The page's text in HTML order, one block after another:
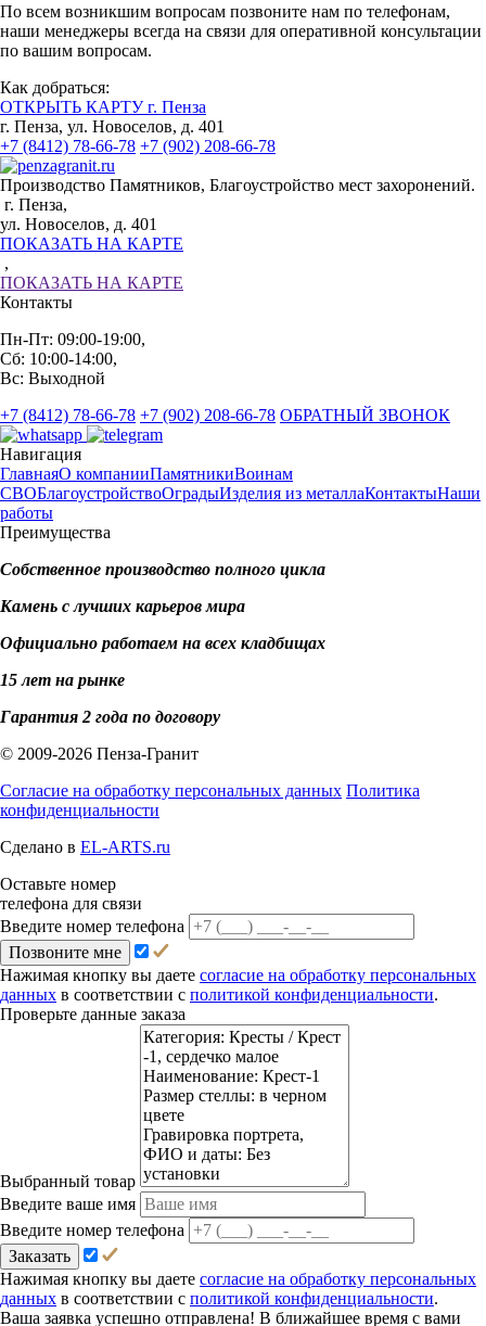
По всем возникшим вопросам позвоните нам по телефонам,
наши менеджеры всегда на связи для оперативной консультации
по вашим вопросам.
Как добраться:
ОТКРЫТЬ КАРТУ г. Пенза
г. Пенза, ул. Новоселов, д. 401
+7 (8412) 78-66-78 +7 (902) 208-66-78
Производство Памятников, Благоустройство мест захоронений.
г. Пенза,
ул. Новоселов, д. 401
ПОКАЗАТЬ НА КАРТЕ
,
ПОКАЗАТЬ НА КАРТЕ
Контакты
Пн-Пт: 09:00-19:00,
Сб: 10:00-14:00,
Вс: Выходной
+7 (8412) 78-66-78 +7 (902) 208-66-78 ОБРАТНЫЙ ЗВОНОК
Навигация
ГлавнаяО компанииПамятникиВоинам
СВОБлагоустройствоОградыИзделия из металлаКонтактыНаши
работы
Преимущества
Собственное производство полного цикла
Камень с лучших карьеров мира
Официально работаем на всех кладбищах
15 лет на рынке
Гарантия 2 года по договору
© 2009-2026 Пенза-Гранит
Согласие на обработку персональных данных Политика
конфиденциальности
Сделано в EL-ARTS.ru
Оставьте номер
телефона для связи
Введите номер телефона
Позвоните мне
Нажимая кнопку вы даете согласие на обработку персональных
данных в соответствии с политикой конфиденциальности.
Проверьте данные заказа
Выбранный товар
Введите ваше имя
Введите номер телефона
Заказать
Нажимая кнопку вы даете согласие на обработку персональных
данных в соответствии с политикой конфиденциальности.
Ваша заявка успешно отправлена! В ближайшее время с вами